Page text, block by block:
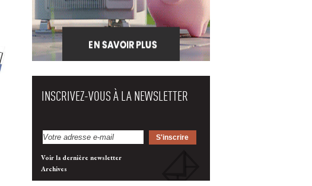
INSCRIVEZ-VOUS À LA NEWSLETTER
Voir la dernière newsletter
Archives